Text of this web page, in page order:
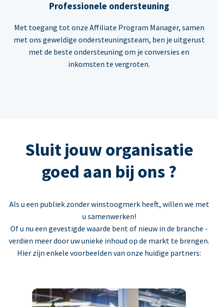
Professionele ondersteuning
Met toegang tot onze Affiliate Program Manager, samen
met ons geweldige ondersteuningsteam, ben je uitgerust
met de beste ondersteuning om je conversies en
inkomsten te vergroten.
Sluit jouw organisatie
goed aan bij ons ?
Als u een publiek zonder winstoogmerk heeft, willen we met
u samenwerken!
Of u nu een gevestigde waarde bent of nieuw in de branche -
verdien meer door uw unieke inhoud op de markt te brengen.
Hier zijn enkele voorbeelden van onze huidige partners: